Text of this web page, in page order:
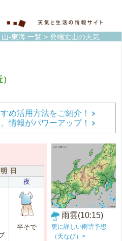
山-東海 一覧 > 発端丈山の天気
め活用方法をご紹介！
情報がパワーアップ！
明 日
夜
半そで
雨雲(10:15)
更に詳しい雨雲予想
（天なび）>